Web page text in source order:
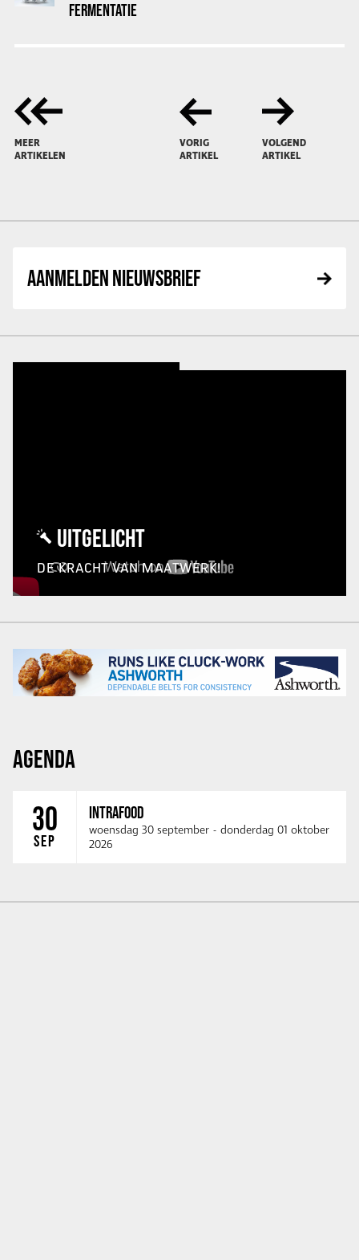
FERMENTATIE
MEER
ARTIKELEN
VORIG
ARTIKEL
VOLGEND
ARTIKEL
AANMELDEN NIEUWSBRIEF
UITGELICHT
DE KRACHT VAN MAATWERK!
AGENDA
30
SEP
INTRAFOOD
woensdag 30 september - donderdag 01 oktober
2026